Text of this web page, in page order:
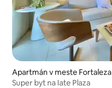
Apartmán v meste Fortaleza
Super byt na Iate Plaza